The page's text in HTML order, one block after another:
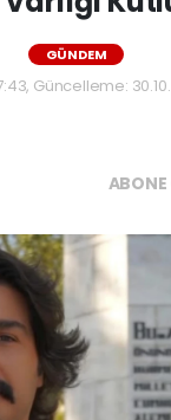
GÜNDEM
Güncelleme:
ABONE